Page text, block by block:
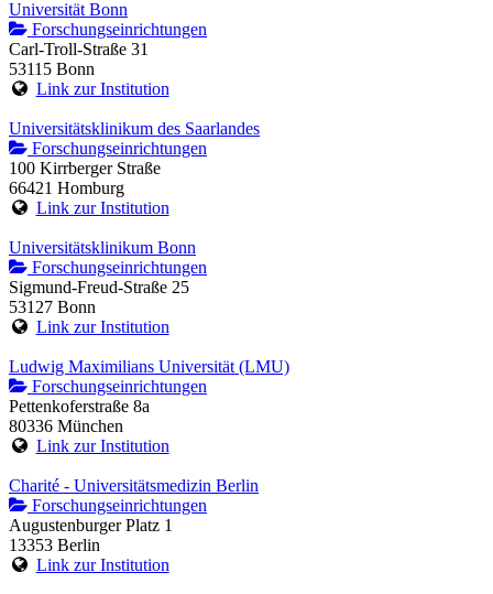
Universität Bonn
Forschungseinrichtungen
Carl-Troll-Straße 31
53115 Bonn
Link zur Institution
Universitätsklinikum des Saarlandes
Forschungseinrichtungen
100 Kirrberger Straße
66421 Homburg
Link zur Institution
Universitätsklinikum Bonn
Forschungseinrichtungen
Sigmund-Freud-Straße 25
53127 Bonn
Link zur Institution
Ludwig Maximilians Universität (LMU)
Forschungseinrichtungen
Pettenkoferstraße 8a
80336 München
Link zur Institution
Charité - Universitätsmedizin Berlin
Forschungseinrichtungen
Augustenburger Platz 1
13353 Berlin
Link zur Institution